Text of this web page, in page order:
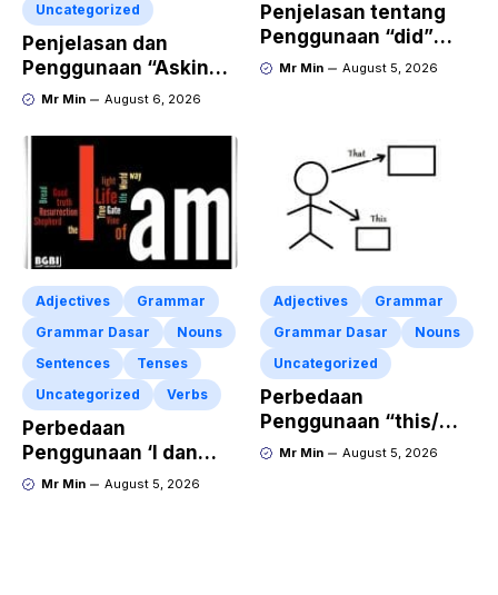
Uncategorized
Penjelasan dan
Penggunaan “Asking
for Repetition”
Contoh Dialog dan
Latihan Soal
Mr Min August 6, 2026
Penjelasan tentang
Penggunaan “did”
dalam Kalimat Simple
Mr Min August 5, 2026
Adjectives
Grammar
Grammar Dasar
Nouns
Sentences
Tenses
Uncategorized
Verbs
Perbedaan
Penggunaan ‘I dan
Iam’ dalam Kalimat
Mr Min August 5, 2026
Adjectives
Grammar
Grammar Dasar
Nouns
Uncategorized
Perbedaan
Penggunaan “this/
that” dalam kalimat
Mr Min August 5, 2026